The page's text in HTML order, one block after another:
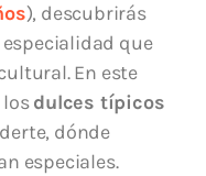
), descubrirás
que
En este
dulces típicos
dónde
especiales.